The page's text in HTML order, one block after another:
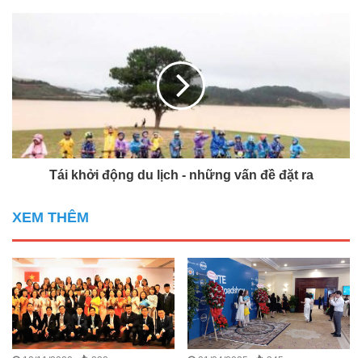
Tái khởi động du lịch - những vấn đề đặt ra
XEM THÊM